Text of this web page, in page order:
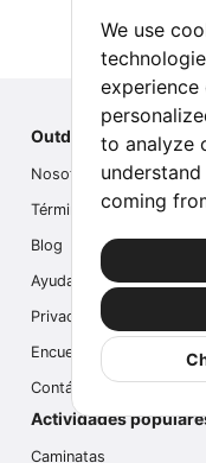
We use
to analyze
coming
Outdoor Index
Nosotros
Términos
Blog
Ayuda
Privacidad
Encuesta
Contáctanos
Actividades
Caminatas